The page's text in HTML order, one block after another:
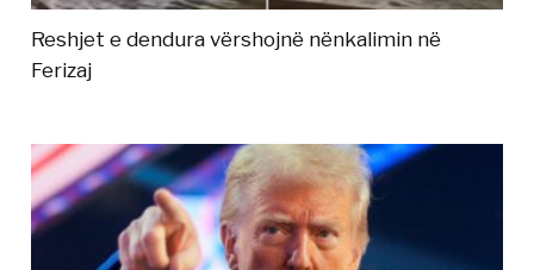
Reshjet e dendura vërshojnë nënkalimin në
Ferizaj